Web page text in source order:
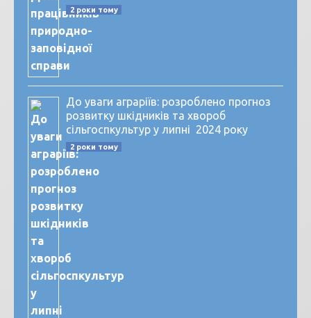
2 роки тому
До уваги аграріїв: розроблено прогноз
розвитку шкідників та хвороб
сільгоспкультур у липні 2024 року
2 роки тому